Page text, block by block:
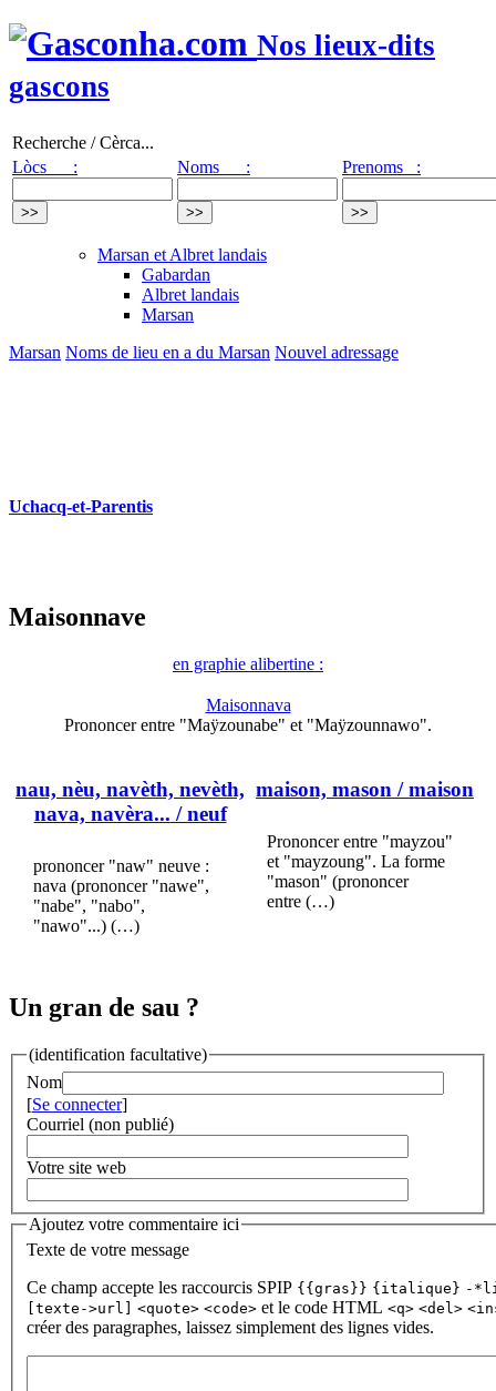
Nos lieux-dits
gascons
Recherche / Cèrca...
Lòcs :
Noms : Prenoms :
Marsan et Albret landais
Gabardan
Albret landais
Marsan
Marsan Noms de lieu en a du Marsan Nouvel adressage
Uchacq-et-Parentis
Maisonnave
en graphie alibertine :
Maisonnava
Prononcer entre "Maÿzounabe" et "Maÿzounnawo".
nau, nèu, navèth, nevèth,
nava, navèra... / neuf
prononcer "naw" neuve :
nava (prononcer "nawe",
"nabe", "nabo",
"nawo"...) (…)
maison, mason / maison
Prononcer entre "mayzou"
et "mayzoung". La forme
"mason" (prononcer
entre (…)
Un gran de sau ?
(identification facultative)
Nom
[Se connecter]
Courriel (non publié)
Votre site web
Ajoutez votre commentaire ici
Texte de votre message
Ce champ accepte les raccourcis SPIP {{gras}} {italique} -
[texte->url]
<quote> <code> et le code HTML <q> <del>
créer des paragraphes, laissez simplement des lignes vides.